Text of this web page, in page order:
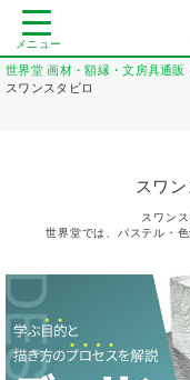
メニュー
世界堂 画材・額縁・文房具通販
スワンスタビロ
スワ
スワン
世界堂では、パステル・